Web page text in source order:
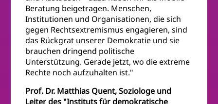
Beratung beigetragen. Menschen,
Institutionen und Organisationen, die sich
gegen Rechtsextremismus engagieren, sind
das Rückgrat unserer Demokratie und sie
brauchen dringend politische
Unterstützung. Gerade jetzt, wo die extreme
Rechte noch aufzuhalten ist."
Prof. Dr. Matthias Quent, Soziologe und
Leiter des "Instituts für demokratische